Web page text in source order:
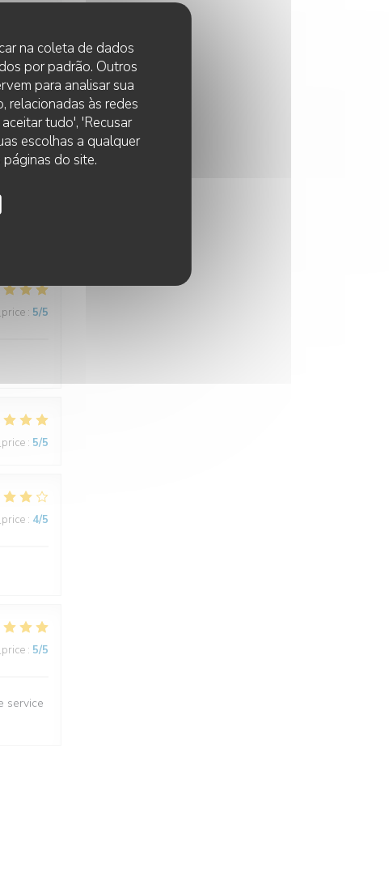
na coleta de dados
por padrão. Outros
para analisar sua
relacionadas às redes
tudo', 'Recusar
escolhas a qualquer
do site.
: 5/5
: 5/5
: 5/5
: 4/5
: 5/5
service